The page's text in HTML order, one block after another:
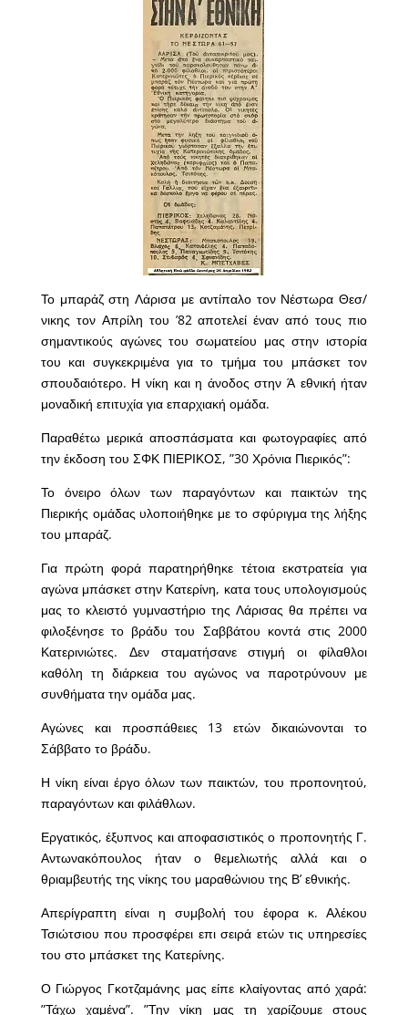
Το μπαράζ στη Λάρισα με αντίπαλο τον Νέστωρα Θεσ/
νικης τον Απρίλη του ’82 αποτελεί έναν από τους πιο
σημαντικούς αγώνες του σωματείου μας στην ιστορία
του και συγκεκριμένα για το τμήμα του μπάσκετ τον
σπουδαιότερο. Η νίκη και η άνοδος στην Ά εθνική ήταν
μοναδική επιτυχία για επαρχιακή ομάδα.
Παραθέτω μερικά αποσπάσματα και φωτογραφίες από
την έκδοση του ΣΦΚ ΠΙΕΡΙΚΟΣ, ”30 Χρόνια Πιερικός”:
Το όνειρο όλων των παραγόντων και παικτών της
Πιερικής ομάδας υλοποιήθηκε με το σφύριγμα της λήξης
του μπαράζ.
Για πρώτη φορά παρατηρήθηκε τέτοια εκστρατεία για
αγώνα μπάσκετ στην Κατερίνη, κατα τους υπολογισμούς
μας το κλειστό γυμναστήριο της Λάρισας θα πρέπει να
φιλοξένησε το βράδυ του Σαββάτου κοντά στις 2000
Κατερινιώτες. Δεν σταματήσανε στιγμή οι φίλαθλοι
καθόλη τη διάρκεια του αγώνος να παροτρύνουν με
συνθήματα την ομάδα μας.
Αγώνες και προσπάθειες 13 ετών δικαιώνονται το
Σάββατο το βράδυ.
Η νίκη είναι έργο όλων των παικτών, του προπονητού,
παραγόντων και φιλάθλων.
Εργατικός, έξυπνος και αποφασιστικός ο προπονητής Γ.
Αντωνακόπουλος ήταν ο θεμελιωτής αλλά και ο
θριαμβευτής της νίκης του μαραθώνιου της Β’ εθνικής.
Απερίγραπτη είναι η συμβολή του έφορα κ. Αλέκου
Τσιώτσιου που προσφέρει επι σειρά ετών τις υπηρεσίες
του στο μπάσκετ της Κατερίνης.
Ο Γιώργος Γκοτζαμάνης μας είπε κλαίγοντας από χαρά:
”Τάχω χαμένα”. ”Την νίκη μας τη χαρίζουμε στους